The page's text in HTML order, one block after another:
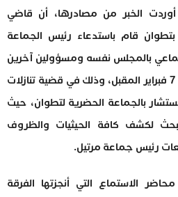
أوردت الخبر من مصادرها، أن قاضي
قام باستدعاء رئيس الجماعة
بالمجلس نفسه ومسؤولين آخرين
لجلسة التحقيق التفصيلي يوم 7 فبراير المقبل، وذلك في قضية تنازلات
بالجماعة الحضرية لتطوان، حيث
لكشف كافة الحيثيات والظروف
رئيس جماعة مرتيل.
الاستماع التي أنجزتها الفرقة